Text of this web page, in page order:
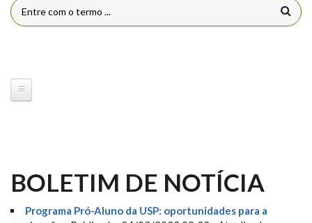
FORMULÁRIO DE BUSCA
BOLETIM DE NOTÍCIA
Programa Pró-Aluno da USP: oportunidades para a